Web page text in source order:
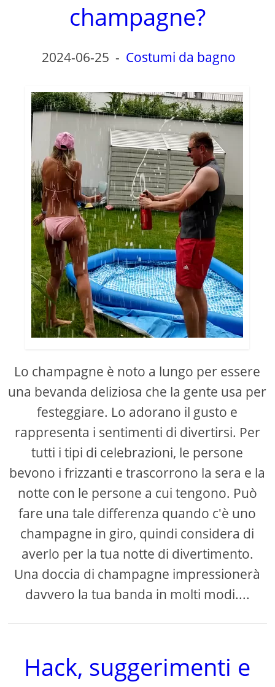
champagne?
2024-06-25 - Costumi da bagno
Lo champagne è noto a lungo per essere
una bevanda deliziosa che la gente usa per
festeggiare. Lo adorano il gusto e
rappresenta i sentimenti di divertirsi. Per
tutti i tipi di celebrazioni, le persone
bevono i frizzanti e trascorrono la sera e la
notte con le persone a cui tengono. Può
fare una tale differenza quando c'è uno
champagne in giro, quindi considera di
averlo per la tua notte di divertimento.
Una doccia di champagne impressionerà
davvero la tua banda in molti modi....
Hack, suggerimenti e